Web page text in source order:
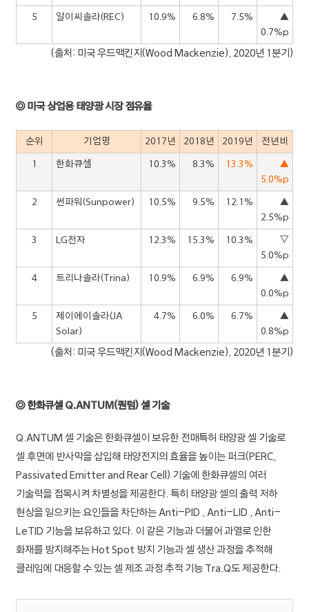
5 알이씨솔라(REC) 10.9% 6.8% 7.5%
▲
0.7%p
(출처: 미국 우드맥킨지(Wood Mackenzie), 2020년 1분기)
◎ 미국 상업용 태양광 시장 점유율
순위 기업명 2017년 2018년 2019년 전년비
1 한화큐셀 10.3% 8.3% 13.3%
▲
5.0%p
2 썬파워(Sunpower) 10.5% 9.5% 12.1%
▲
2.5%p
3 LG전자 12.3% 15.3% 10.3%
▽
5.0%p
4 트리나솔라(Trina) 10.9% 6.9% 6.9%
▲
0.0%p
5
제이에이솔라(JA
Solar)
4.7% 6.0% 6.7%
▲
0.8%p
(출처: 미국 우드맥킨지(Wood Mackenzie), 2020년 1분기)
◎ 한화큐셀 Q.ANTUM(퀀텀) 셀 기술
Q.ANTUM 셀 기술은 한화큐셀이 보유한 전매특허 태양광 셀 기술로
셀 후면에 반사막을 삽입해 태양전지의 효율을 높이는 퍼크(PERC,
Passivated Emitter and Rear Cell) 기술에 한화큐셀의 여러
기술력을 접목시켜 차별성을 제공한다. 특히 태양광 셀의 출력 저하
현상을 일으키는 요인들을 차단하는 Anti-PID , Anti-LID , Anti-
LeTID 기능을 보유하고 있다. 이 같은 기능과 더불어 과열로 인한
화재를 방지해주는 Hot Spot 방지 기능과 셀 생산 과정을 추적해
클레임에 대응할 수 있는 셀 제조 과정 추적 기능 Tra.Q도 제공한다.